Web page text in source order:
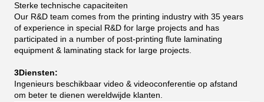
Sterke technische capaciteiten
Our R&D team comes from the printing industry with 35 years
of experience in special R&D for large projects and has
participated in a number of post-printing flute laminating
equipment & laminating stack for large projects.
3Diensten:
Ingenieurs beschikbaar video & videoconferentie op afstand
om beter te dienen wereldwijde klanten.